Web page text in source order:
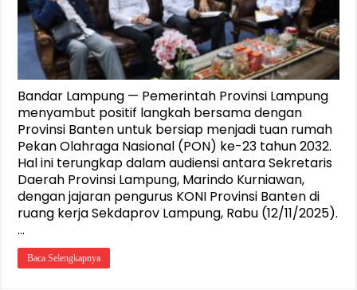
Bandar Lampung — Pemerintah Provinsi Lampung
menyambut positif langkah bersama dengan
Provinsi Banten untuk bersiap menjadi tuan rumah
Pekan Olahraga Nasional (PON) ke-23 tahun 2032.
Hal ini terungkap dalam audiensi antara Sekretaris
Daerah Provinsi Lampung, Marindo Kurniawan,
dengan jajaran pengurus KONI Provinsi Banten di
ruang kerja Sekdaprov Lampung, Rabu (12/11/2025).
…
Baca Selengkapnya